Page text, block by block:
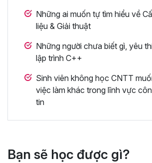
Những ai muốn tự tìm hiểu về
liệu & Giải thuật
Những người chưa biết gì, yêu
lập trình C++
Sinh viên không học CNTT
việc làm khác trong lĩnh vực
tin
Bạn sẽ học được gì?